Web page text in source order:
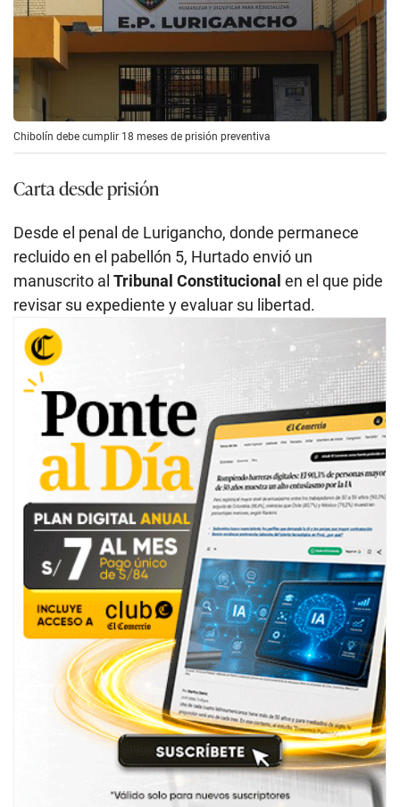
Chibolín debe cumplir 18 meses de prisión preventiva
Carta desde prisión
Desde el penal de Lurigancho, donde permanece
recluido en el pabellón 5, Hurtado envió un
manuscrito al Tribunal Constitucional en el que pide
revisar su expediente y evaluar su libertad.